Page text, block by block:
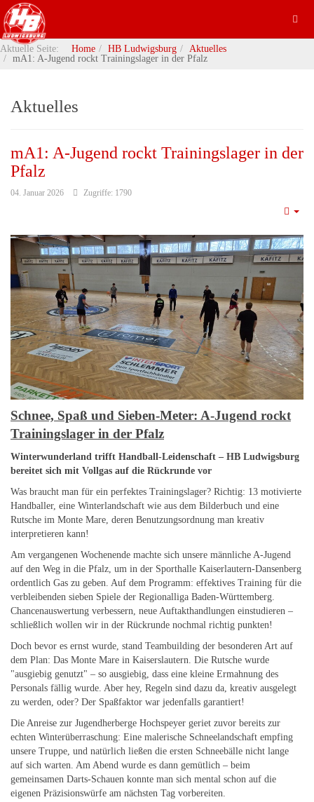
Aktuelle Seite: Home HB Ludwigsburg
Aktuelles
mA1: A-Jugend rockt Trainingslager in der Pfalz
Aktuelles
mA1: A-Jugend rockt Trainingslager in der
Pfalz
04. Januar 2026 Zugriffe: 1790
Schnee, Spaß und Sieben-Meter: A-Jugend rockt
Trainingslager in der Pfalz
Winterwunderland trifft Handball-Leidenschaft – HB Ludwigsburg
bereitet sich mit Vollgas auf die Rückrunde vor
Was braucht man für ein perfektes Trainingslager? Richtig: 13 motivierte
Handballer, eine Winterlandschaft wie aus dem Bilderbuch und eine
Rutsche im Monte Mare, deren Benutzungsordnung man kreativ
interpretieren kann!
Am vergangenen Wochenende machte sich unsere männliche A-Jugend
auf den Weg in die Pfalz, um in der Sporthalle Kaiserlautern-Dansenberg
ordentlich Gas zu geben. Auf dem Programm: effektives Training für die
verbleibenden sieben Spiele der Regionalliga Baden-Württemberg.
Chancenauswertung verbessern, neue Auftakthandlungen einstudieren –
schließlich wollen wir in der Rückrunde nochmal richtig punkten!
Doch bevor es ernst wurde, stand Teambuilding der besonderen Art auf
dem Plan: Das Monte Mare in Kaiserslautern. Die Rutsche wurde
"ausgiebig genutzt" – so ausgiebig, dass eine kleine Ermahnung des
Personals fällig wurde. Aber hey, Regeln sind dazu da, kreativ ausgelegt
zu werden, oder? Der Spaßfaktor war jedenfalls garantiert!
Die Anreise zur Jugendherberge Hochspeyer geriet zuvor bereits zur
echten Winterüberraschung: Eine malerische Schneelandschaft empfing
unsere Truppe, und natürlich ließen die ersten Schneebälle nicht lange
auf sich warten. Am Abend wurde es dann gemütlich – beim
gemeinsamen Darts-Schauen konnte man sich mental schon auf die
eigenen Präzisionswürfe am nächsten Tag vorbereiten.